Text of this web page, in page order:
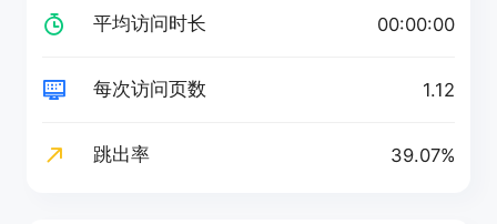
平均访问时长 00:00:00
每次访问页数 1.12
跳出率 39.07%